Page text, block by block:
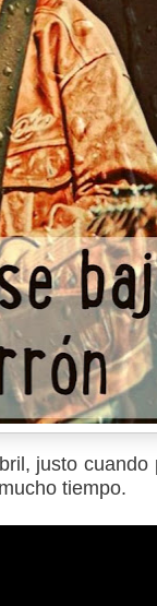
justo
tiempo.